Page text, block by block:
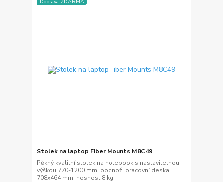
Doprava ZDARMA
Stolek na laptop Fiber Mounts M8C49
Pěkný kvalitní stolek na notebook s nastavitelnou
výškou 770-1200 mm, podnož, pracovní deska
708x464 mm, nosnost 8 kg